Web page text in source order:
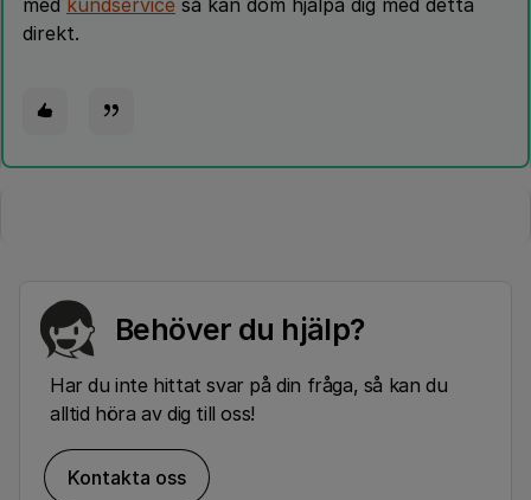
med kundservice så kan dom hjälpa dig med detta
direkt.
Behöver du hjälp?
Har du inte hittat svar på din fråga, så kan du
alltid höra av dig till oss!
Kontakta oss